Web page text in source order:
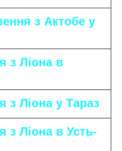
з Актобе у
з Ліона в
з Ліона у Тараз
з Ліона в Усть-